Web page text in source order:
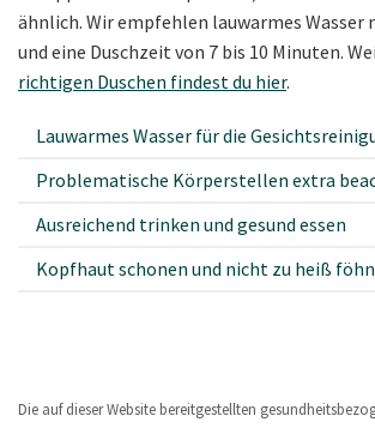
ähnlich. Wir empfehlen lauwarmes Wasser
und eine Duschzeit von 7 bis 10 Minuten.
richtigen Duschen findest du hier.
Lauwarmes Wasser für die
Problematische Körperstellen extra
Ausreichend trinken und gesund essen
Kopfhaut schonen und nicht zu heiß
Die auf dieser Website bereitgestellten